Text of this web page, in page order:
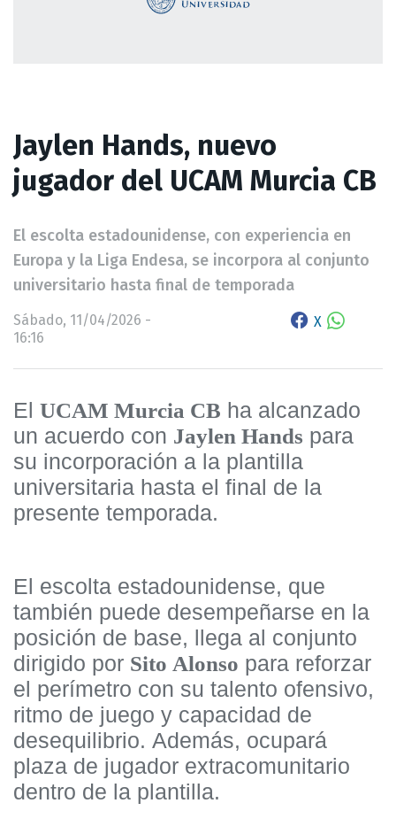
Jaylen Hands, nuevo
jugador del UCAM Murcia CB
El escolta estadounidense, con experiencia en
Europa y la Liga Endesa, se incorpora al conjunto
universitario hasta final de temporada
Sábado, 11/04/2026 -
16:16
X
El UCAM Murcia CB ha alcanzado
un acuerdo con Jaylen Hands para
su incorporación a la plantilla
universitaria hasta el final de la
presente temporada.
El escolta estadounidense, que
también puede desempeñarse en la
posición de base, llega al conjunto
dirigido por Sito Alonso para reforzar
el perímetro con su talento ofensivo,
ritmo de juego y capacidad de
desequilibrio. Además, ocupará
plaza de jugador extracomunitario
dentro de la plantilla.